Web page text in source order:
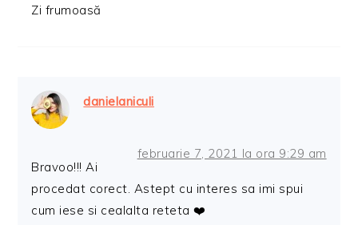
Zi frumoasă
danielaniculi
februarie 7, 2021 la ora 9:29 am
Bravoo!!! Ai
procedat corect. Astept cu interes sa imi spui
cum iese si cealalta reteta ❤️